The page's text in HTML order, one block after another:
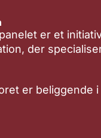
er et
der
er beliggende